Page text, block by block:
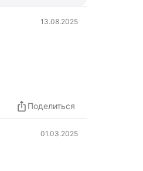
13.08.2025
Поделиться
01.03.2025